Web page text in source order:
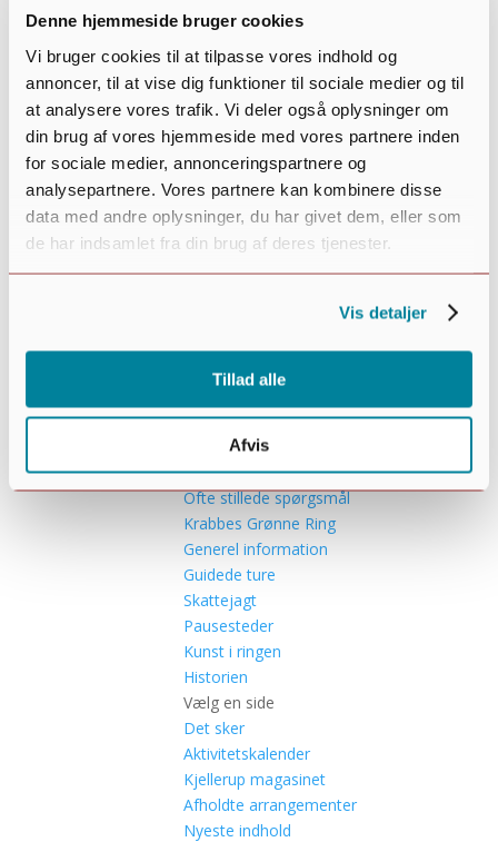
Denne hjemmeside bruger cookies
Vi bruger cookies til at tilpasse vores indhold og
annoncer, til at vise dig funktioner til sociale medier og til
at analysere vores trafik. Vi deler også oplysninger om
din brug af vores hjemmeside med vores partnere inden
for sociale medier, annonceringspartnere og
analysepartnere. Vores partnere kan kombinere disse
data med andre oplysninger, du har givet dem, eller som
de har indsamlet fra din brug af deres tjenester.
Vis detaljer
Tillad alle
Afvis
Aktiv fritid
Stillesiddende fritid
Dagpleje
Børnehave/vuggestue
Skole
Ungdomsklub
Bo i byen
Huskøb
Lejebolig
Plejehjem
Lej festlokaler
Naturen i din baghave
Uformelle mødesteder
Transport
Kommunikation
Ofte stillede spørgsmål
Krabbes Grønne Ring
Generel information
Guidede ture
Skattejagt
Pausesteder
Kunst i ringen
Historien
Vælg en side
Det sker
Aktivitetskalender
Kjellerup magasinet
Afholdte arrangementer
Nyeste indhold